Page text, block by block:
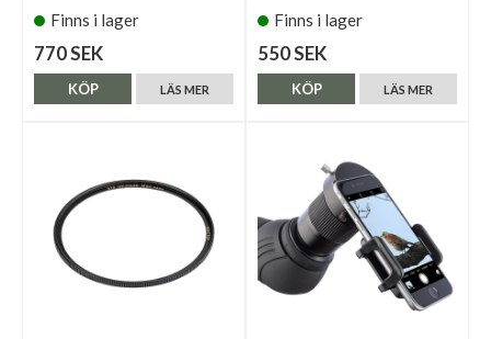
Finns i lager
770 SEK
LÄS MER
KÖP
Finns i lager
550 SEK
LÄS MER
KÖP